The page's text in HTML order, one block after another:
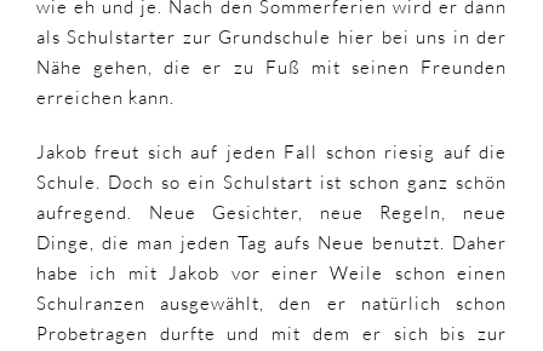
wie eh und je. Nach den Sommerferien wird er dann
als Schulstarter zur Grundschule hier bei uns in der
Nähe gehen, die er zu Fuß mit seinen Freunden
erreichen kann.
Jakob freut sich auf jeden Fall schon riesig auf die
Schule. Doch so ein Schulstart ist schon ganz schön
aufregend. Neue Gesichter, neue Regeln, neue
Dinge, die man jeden Tag aufs Neue benutzt. Daher
habe ich mit Jakob vor einer Weile schon einen
Schulranzen ausgewählt, den er natürlich schon
Probetragen durfte und mit dem er sich bis zur